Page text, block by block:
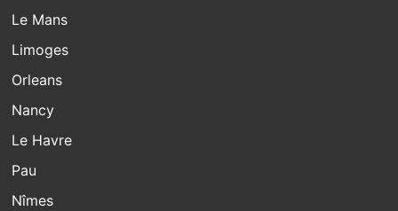
Le Mans
Limoges
Orleans
Nancy
Le Havre
Pau
Nîmes